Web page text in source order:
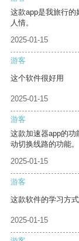
这款app是我旅行
人情。
2025-01-15
游客
这个软件很好用
2025-01-15
游客
这款加速器app的功
动切换线路的功能。
2025-01-15
游客
这款软件的学习方
2025-01-15